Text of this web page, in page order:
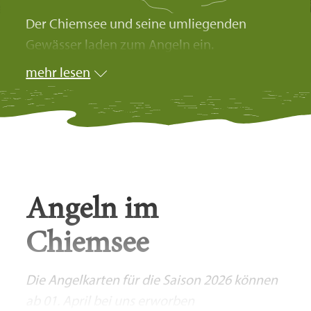
Der Chiemsee und seine umliegenden
Gewässer laden zum Angeln ein.
mehr lesen
Angeln im
Chiemsee
Die Angelkarten für die Saison 2026 können